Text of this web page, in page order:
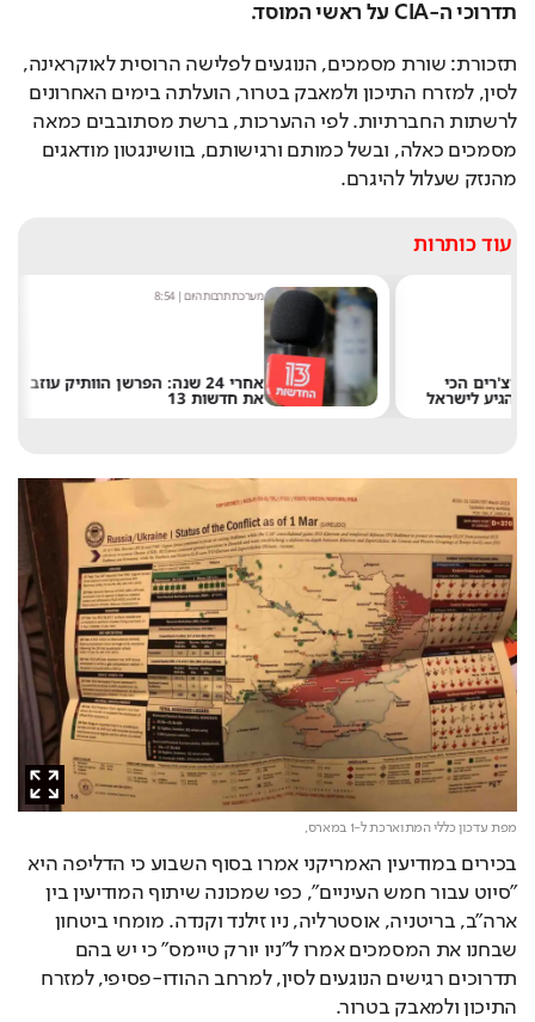
תדרוכי ה-CIA על ראשי המוסד.
תזכורת: שורת מסמכים, הנוגעים לפלישה הרוסית לאוקראינה,
לסין, למזרח התיכון ולמאבק בטרור, הועלתה בימים האחרונים
לרשתות החברתיות. לפי ההערכות, ברשת מסתובבים כמאה
מסמכים כאלה, ובשל כמותם ורגישותם, בוושינגטון מודאגים
מהנזק שעלול להיגרם.
עוד כותרות
מערכת תרבות היום|
8:54
אחרי 24 שנה: הפרשן הוותיק עוזב
את חדשות 13
מפת עדכון כללי המתוארכת ל-1 במארס,
בכירים במודיעין האמריקני אמרו בסוף השבוע כי הדליפה היא
"סיוט עבור חמש העיניים", כפי שמכונה שיתוף המודיעין בין
ארה"ב, בריטניה, אוסטרליה, ניו זילנד וקנדה. מומחי ביטחון
שבחנו את המסמכים אמרו ל"ניו יורק טיימס" כי יש בהם
תדרוכים רגישים הנוגעים לסין, למרחב ההודו-פסיפי, למזרח
התיכון ולמאבק בטרור.